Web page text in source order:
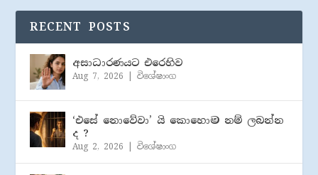
RECENT POSTS
අසාධාරණයට එරෙහිව
Aug 7, 2026 |විශේෂාංග
‘එසේ නොවේවා’ යි කොහොම නම් ලබන්න
ද ?
Aug 2, 2026 |විශේෂාංග